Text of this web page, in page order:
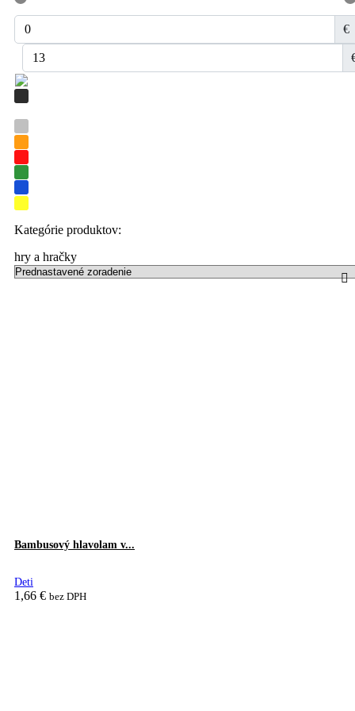
€
Kategórie produktov:
hry a hračky
Bambusový hlavolam v...
Deti
1,66 € bez DPH